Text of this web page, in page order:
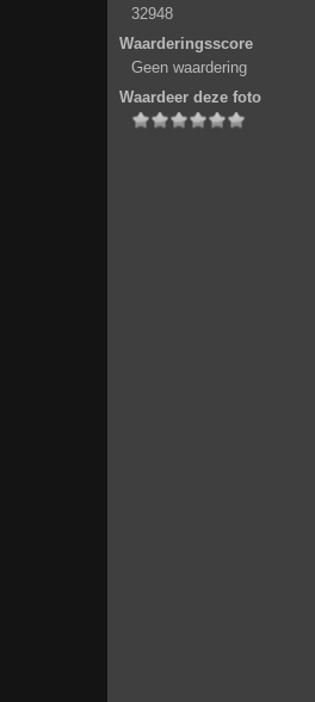
32948
Waarderingsscore
Geen waardering
Waardeer deze foto